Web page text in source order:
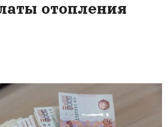
отопления